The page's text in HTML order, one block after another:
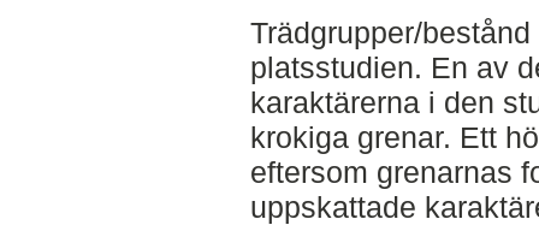
Trädgrupper/
platsstudien. En av
karaktärerna i den
krokiga grenar. Ett
eftersom grenarnas
uppskattade